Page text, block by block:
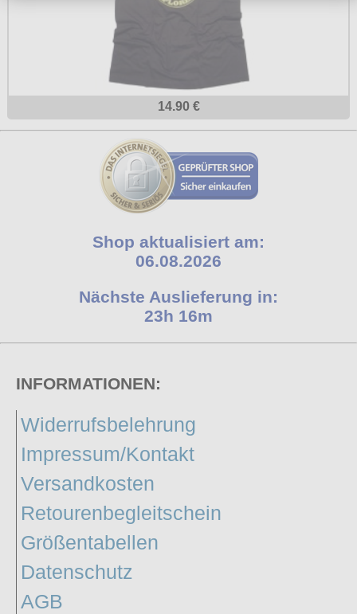
14.90 €
Shop aktualisiert am:
06.08.2026
Nächste Auslieferung in:
23h 16m
INFORMATIONEN:
Widerrufsbelehrung
Impressum/Kontakt
Versandkosten
Retourenbegleitschein
Größentabellen
Datenschutz
AGB